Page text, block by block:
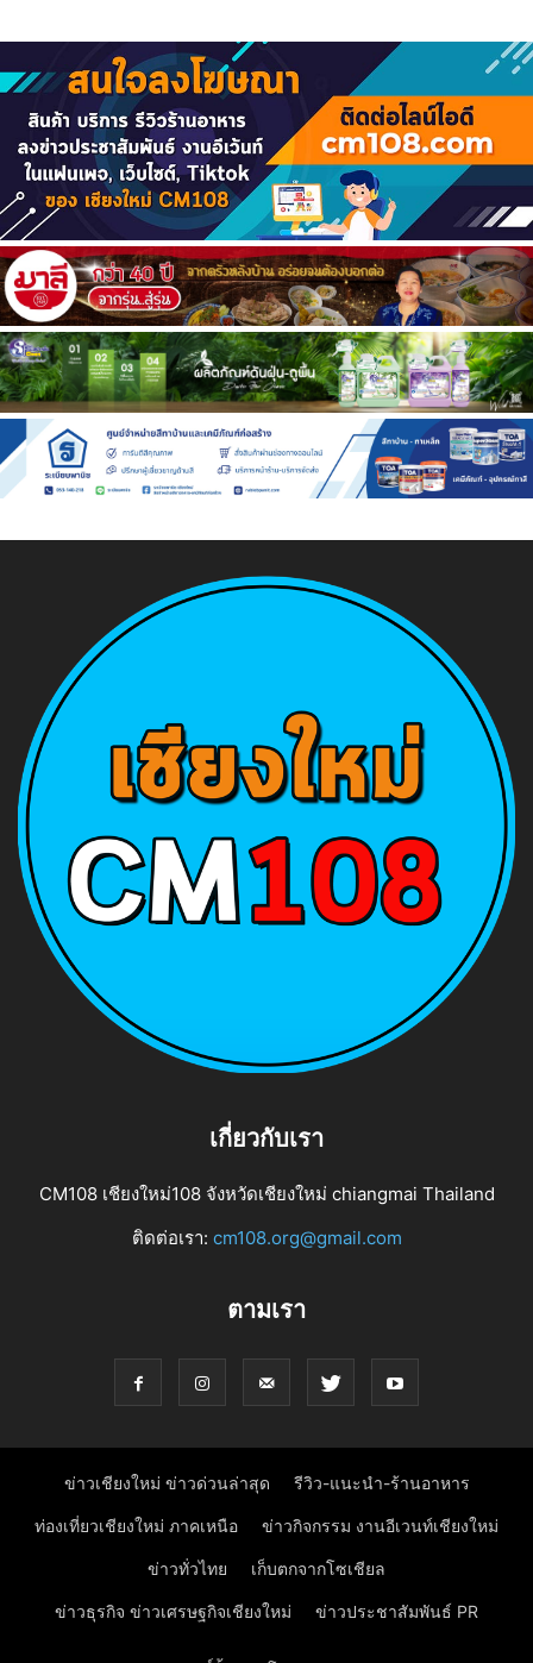
เกี่ยวกับเรา
CM108 เชียงใหม่108 จังหวัดเชียงใหม่ chiangmai Thailand
ติดต่อเรา: cm108.org@gmail.com
ตามเรา
ข่าวเชียงใหม่ ข่าวด่วนล่าสุด รีวิว-แนะนำ-ร้านอาหาร
ท่องเที่ยวเชียงใหม่ ภาคเหนือ ข่าวกิจกรรม งานอีเวนท์เชียงใหม่
ข่าวทั่วไทย เก็บตกจากโซเชียล
ข่าวธุรกิจ ข่าวเศรษฐกิจเชียงใหม่ ข่าวประชาสัมพันธ์ PR